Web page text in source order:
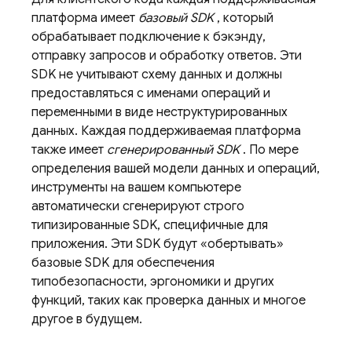
платформа имеет базовый SDK, который
обрабатывает подключение к бэкэнду,
отправку запросов и обработку ответов. Эти
SDK не учитывают схему данных и должны
предоставляться с именами операций и
переменными в виде неструктурированных
данных. Каждая поддерживаемая платформа
также имеет сгенерированный SDK. По мере
определения вашей модели данных и операций,
инструменты на вашем компьютере
автоматически сгенерируют строго
типизированные SDK, специфичные для
приложения. Эти SDK будут «обертывать»
базовые SDK для обеспечения
типобезопасности, эргономики и других
функций, таких как проверка данных и многое
другое в будущем.